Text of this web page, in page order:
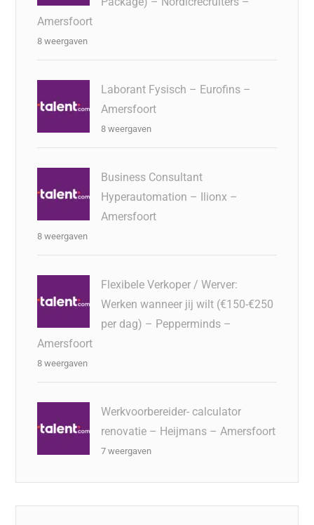
Amersfoort
8 weergaven
Laborant Fysisch – Eurofins –
Amersfoort
8 weergaven
Business Consultant
Hyperautomation – Ilionx –
Amersfoort
8 weergaven
Flexibele Verkoper / Werver:
Werken wanneer jij wilt (€150-€250
per dag) – Pepperminds –
Amersfoort
8 weergaven
Werkvoorbereider- calculator
renovatie – Heijmans – Amersfoort
7 weergaven